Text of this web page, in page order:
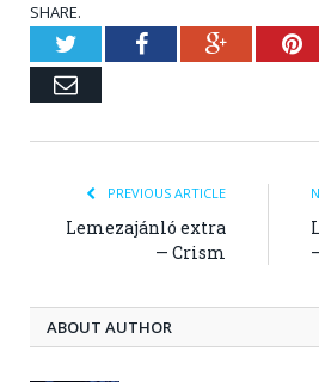
SHARE.
TwitterFacebookGoogle+
Email
PREVIOUS ARTICLE
Lemezajánló extra
— Crism
ABOUT AUTHOR